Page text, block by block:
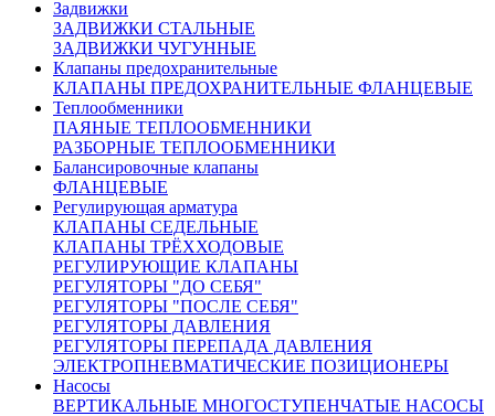
Задвижки
ЗАДВИЖКИ СТАЛЬНЫЕ
ЗАДВИЖКИ ЧУГУННЫЕ
Клапаны предохранительные
КЛАПАНЫ ПРЕДОХРАНИТЕЛЬНЫЕ ФЛАНЦЕВЫЕ
Теплообменники
ПАЯНЫЕ ТЕПЛООБМЕННИКИ
РАЗБОРНЫЕ ТЕПЛООБМЕННИКИ
Балансировочные клапаны
ФЛАНЦЕВЫЕ
Регулирующая арматура
КЛАПАНЫ СЕДЕЛЬНЫЕ
КЛАПАНЫ ТРЁХХОДОВЫЕ
РЕГУЛИРУЮЩИЕ КЛАПАНЫ
РЕГУЛЯТОРЫ "ДО СЕБЯ"
РЕГУЛЯТОРЫ "ПОСЛЕ СЕБЯ"
РЕГУЛЯТОРЫ ДАВЛЕНИЯ
РЕГУЛЯТОРЫ ПЕРЕПАДА ДАВЛЕНИЯ
ЭЛЕКТРОПНЕВМАТИЧЕСКИЕ ПОЗИЦИОНЕРЫ
Насосы
ВЕРТИКАЛЬНЫЕ МНОГОСТУПЕНЧАТЫЕ НАСОСЫ
Курьерская – наш менеджер оформит Вам доставку товара
курьером.После комплектации заказа на складе, Курьерская
служба свяжется с вами и уточнит детали доставки.
По России:
С помощью крупнейших транспортных компаний мы
доставим ваш груз в любую точку России.
Сроки доставки:
Все вопросы по доставке вы можете задать нашим
менеджерам
Москва и Московская область 3 рабочих дня
Доставка в другие регионы России рассчитывается
индивидуально, с учетом удаленности и ваших пожеланий
Похожие товары:
Арт. 150164
Нет в наличии
DN 300
825 000 руб.